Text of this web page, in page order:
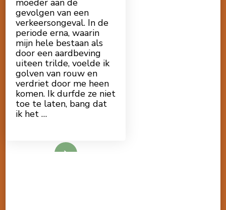
gevolgen van een
verkeersongeval. In de
periode erna, waarin
mijn hele bestaan als
door een aardbeving
uiteen trilde, voelde ik
golven van rouw en
verdriet door me heen
komen. Ik durfde ze niet
toe te laten, bang dat
ik het …